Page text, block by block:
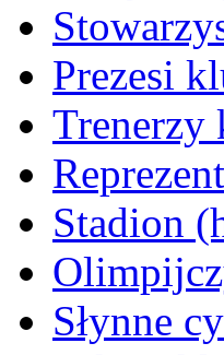
Prezesi
Trenerzy
Stadion
Słynne